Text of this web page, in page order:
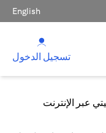
English
تسجيل الدخول
عبر الإنترنت